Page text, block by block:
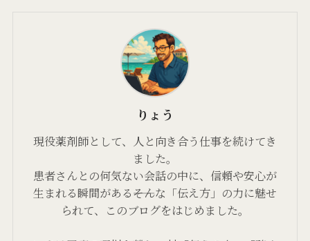
りょう
現役薬剤師として、人と向き合う仕事を続けてき
ました。
患者さんとの何気ない会話の中に、信頼や安心が
生まれる瞬間がある――そんな「伝え方」の力に魅せ
られて、このブログをはじめました。